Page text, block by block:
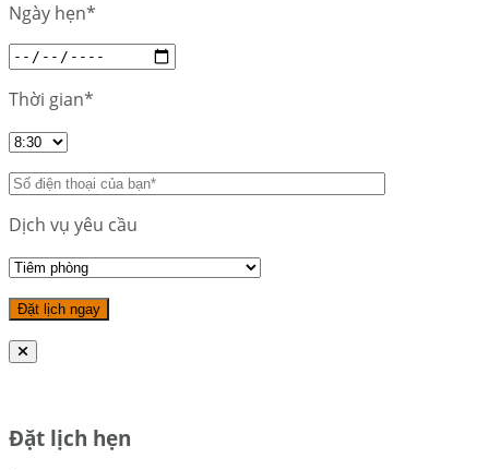
Ngày hẹn*
Thời gian*
Dịch vụ yêu cầu
Đặt lịch hẹn